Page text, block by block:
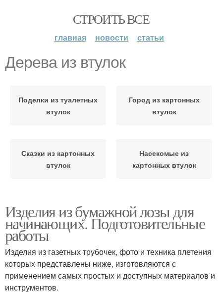
СТРОИТЬ ВСЕ
главная новости статьи
Дерева из втулок
Поделки из туалетных
втулок
Город из картонных
втулок
Сказки из картонных
втулок
Насекомые из
картонных втулок
Изделия из бумажной лозы для
начинающих. Подготовительные
работы
Изделия из газетных трубочек, фото и техника плетения
которых представлены ниже, изготовляются с
применением самых простых и доступных материалов и
инструментов.